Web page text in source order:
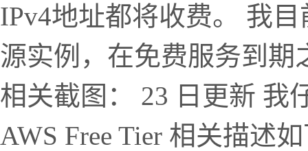
IPv4地址都将收费。 我
源实例，在免费服务到期
相关截图： 23 日更新 我
AWS Free Tier 相关描述